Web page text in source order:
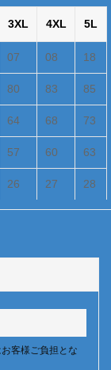
3XL 4XL 5L
07 08 18
80 83 85
64 68 73
57 60 63
26 27 28
客様ご負担とな